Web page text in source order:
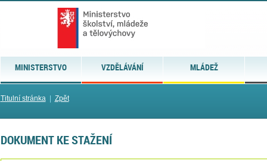
MINISTERSTVO VZDĚLÁVÁNÍ MLÁDEŽ
Titulní stránka| Zpět
DOKUMENT KE STAŽENÍ